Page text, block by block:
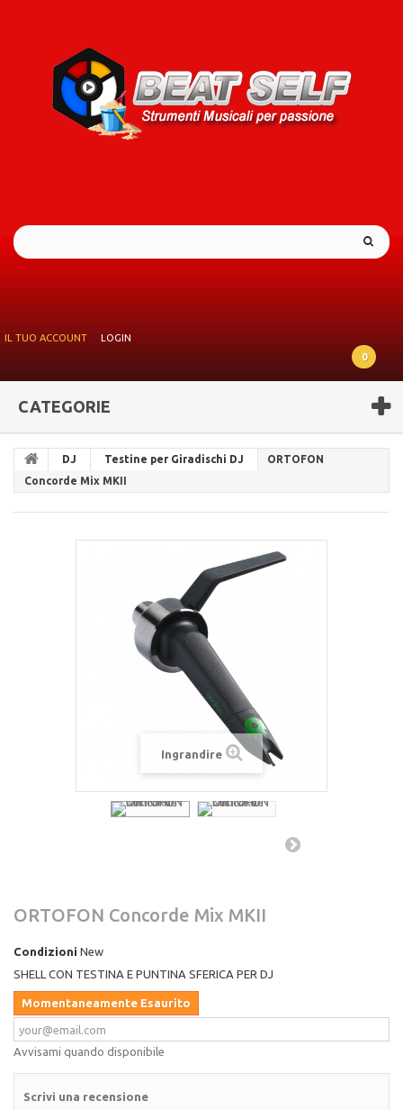
IL TUO ACCOUNT
LOGIN
0
CATEGORIE
DJ Testine per Giradischi DJ
ORTOFON
Concorde Mix MKII
Ingrandire
ORTOFON Concorde Mix MKII
Condizioni New
SHELL CON TESTINA E PUNTINA SFERICA PER DJ
Momentaneamente Esaurito
Avvisami quando disponibile
Scrivi una recensione